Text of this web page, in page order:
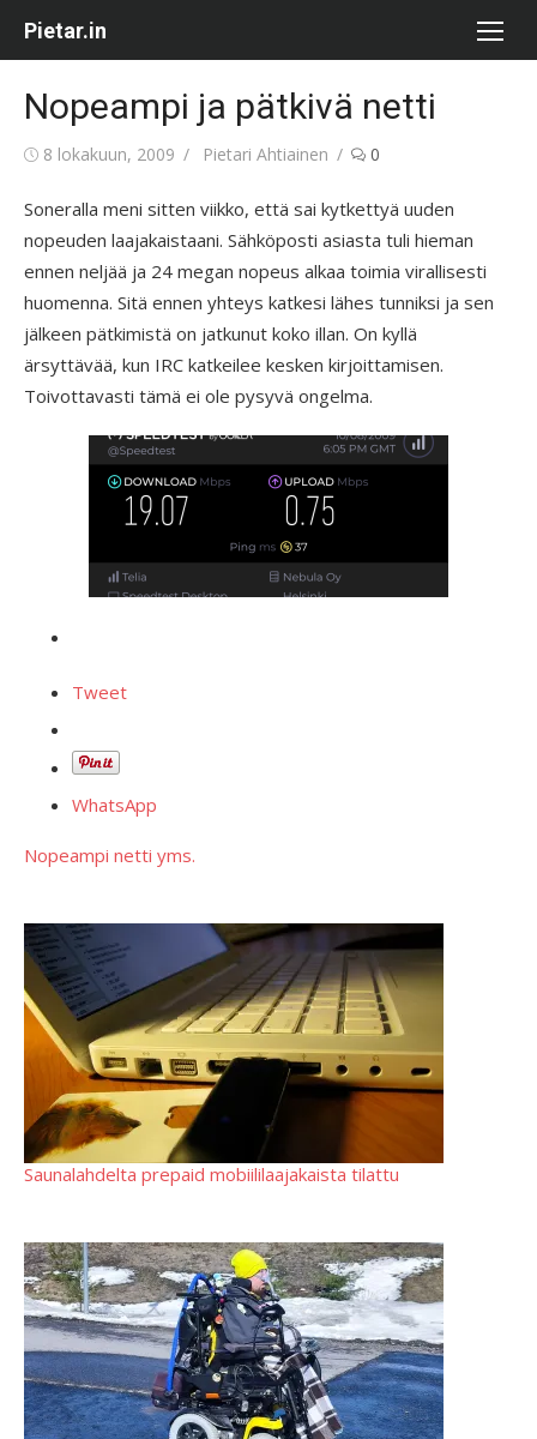
Pietar.in
Nopeampi ja pätkivä netti
Posted
8 lokakuun, 2009 Author
Pietari Ahtiainen 0
Soneralla meni sitten viikko, että sai kytkettyä uuden
nopeuden laajakaistaani. Sähköposti asiasta tuli hieman
ennen neljää ja 24 megan nopeus alkaa toimia virallisesti
huomenna. Sitä ennen yhteys katkesi lähes tunniksi ja sen
jälkeen pätkimistä on jatkunut koko illan. On kyllä
ärsyttävää, kun IRC katkeilee kesken kirjoittamisen.
Toivottavasti tämä ei ole pysyvä ongelma.
Tweet
WhatsApp
Nopeampi netti yms.
Saunalahdelta prepaid mobiililaajakaista tilattu